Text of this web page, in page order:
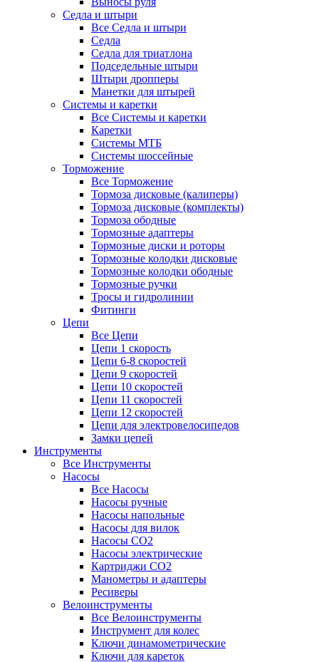
Седла и штыри
Все Седла и штыри
Седла
Седла для триатлона
Подседельные штыри
Штыри дропперы
Манетки для штырей
Системы и каретки
Все Системы и каретки
Каретки
Системы МТБ
Системы шоссейные
Торможение
Все Торможение
Тормоза дисковые (калиперы)
Тормоза дисковые (комплекты)
Тормоза ободные
Тормозные адаптеры
Тормозные диски и роторы
Тормозные колодки дисковые
Тормозные колодки ободные
Тормозные ручки
Тросы и гидролинии
Фитинги
Цепи
Все Цепи
Цепи 1 скорость
Цепи 6-8 скоростей
Цепи 9 скоростей
Цепи 10 скоростей
Цепи 11 скоростей
Цепи 12 скоростей
Цепи для электровелосипедов
Замки цепей
Инструменты
Все Инструменты
Насосы
Все Насосы
Насосы ручные
Насосы напольные
Насосы для вилок
Насосы CO2
Насосы электрические
Картриджи CO2
Манометры и адаптеры
Ресиверы
Велоинструменты
Все Велоинструменты
Инструмент для колес
Ключи динамометрические
Ключи для кареток